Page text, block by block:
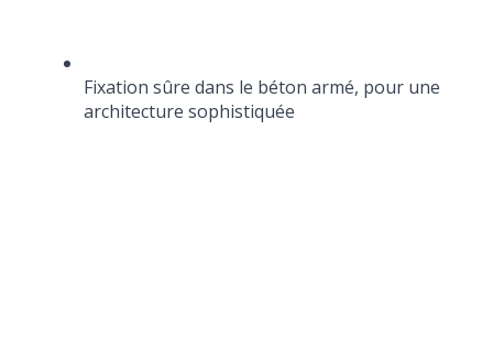
Fixation sûre dans le béton armé, pour une
architecture sophistiquée